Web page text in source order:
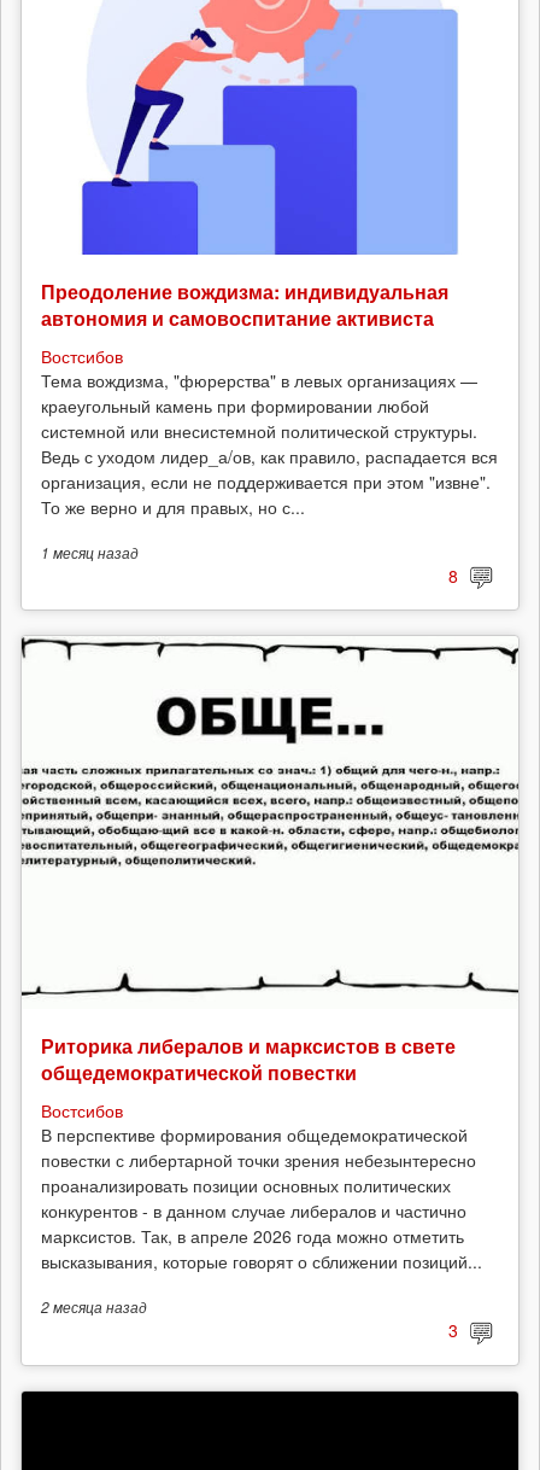
Преодоление вождизма: индивидуальная
автономия и самовоспитание активиста
Востсибов
Тема вождизма, "фюрерства" в левых организациях —
краеугольный камень при формировании любой
системной или внесистемной политической структуры.
Ведь с уходом лидер_а/ов, как правило, распадается вся
организация, если не поддерживается при этом "извне".
То же верно и для правых, но с...
1 месяцназад
8
Риторика либералов и марксистов в свете
общедемократической повестки
Востсибов
В перспективе формирования общедемократической
повестки с либертарной точки зрения небезынтересно
проанализировать позиции основных политических
конкурентов - в данном случае либералов и частично
марксистов. Так, в апреле 2026 года можно отметить
высказывания, которые говорят о сближении позиций...
2 месяцаназад
3